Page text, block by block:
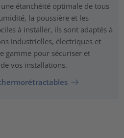
étanchéité optimale de tous
la poussière et les
à installer, ils sont adaptés à
industrielles, électriques et
gamme pour sécuriser et
vos installations.